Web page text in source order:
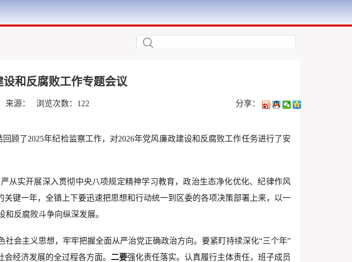
和反腐败工作专题会议
来源： 浏览次数： 122 分享：
顾了2025年纪检监察工作，对2026年党风廉政建设和反腐败工作任务进行了安
从实开展深入贯彻中央八项规定精神学习教育，政治生态净化优化、纪律作风
键一年，全镇上下要迅速把思想和行动统一到区委的各项决策部署上来，以一
反腐败斗争向纵深发展。
会主义思想，牢牢把握全面从严治党正确政治方向。要紧盯持续深化“三个年”
经济发展的全过程各方面。 二要强化责任落实。认真履行主体责任，班子成员